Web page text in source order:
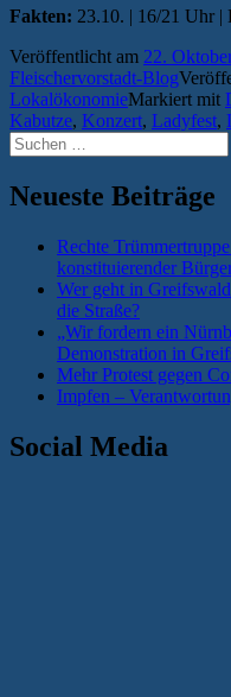
Fakten: 23.10. | 16/21 Uhr |
Veröffentlicht am 22.
Fleischervorstadt-Blog
LokalökonomieMarkiert mit
Kabutze, Konzert, Ladyfest,
Suchen
nach:
Neueste Beiträge
Rechte
konstituierender
Wer geht in
die Straße?
„Wir fordern ein
Demonstration in
Mehr Protest gegen
Impfen –
Social Media